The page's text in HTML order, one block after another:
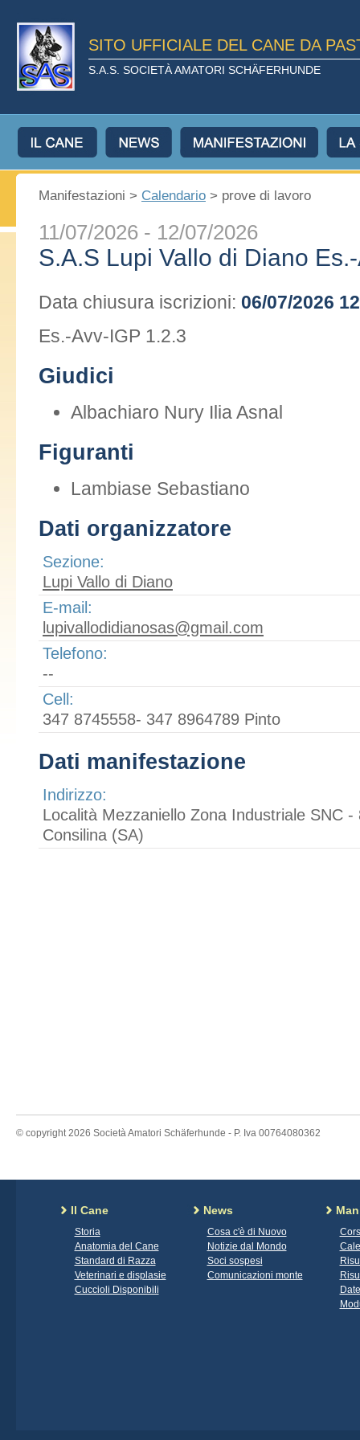
SITO UFFICIALE DEL CANE DA
S.A.S. SOCIETÀ AMATORI SCHÄFERHUNDE
Manifestazioni > Calendario > prove di lavoro
11/07/2026 - 12/07/2026
S.A.S Lupi Vallo di Diano
Data chiusura iscrizioni: 06/07/2026
Es.-Avv-IGP 1.2.3
Giudici
Albachiaro Nury Ilia Asnal
Figuranti
Lambiase Sebastiano
Dati organizzatore
Sezione:
Lupi Vallo di Diano
E-mail:
lupivallodidianosas@gmail.com
Telefono:
--
Cell:
347 8745558- 347 8964789 Pinto
Dati manifestazione
Indirizzo:
Località Mezzaniello Zona Industriale SNC -
Consilina (SA)
© copyright 2026 Società Amatori Schäferhunde - P. Iva 00764080362
Il Cane
Storia
Anatomia del Cane
Standard di Razza
Veterinari e displasie
Cuccioli Disponibili
News
Cosa c'è di Nuovo
Notizie dal Mondo
Soci sospesi
Comunicazioni monte